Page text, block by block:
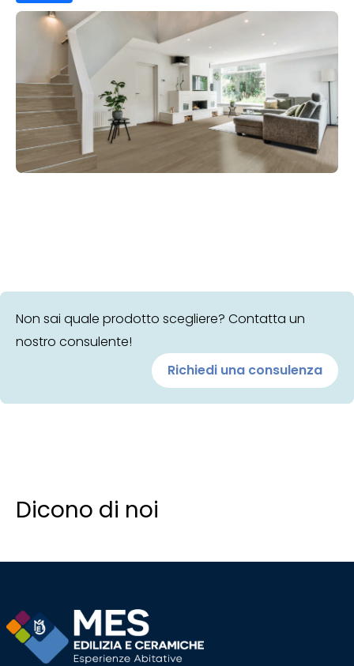
Non sai quale prodotto scegliere? Contatta un
nostro consulente!
Richiedi una consulenza
Dicono di noi